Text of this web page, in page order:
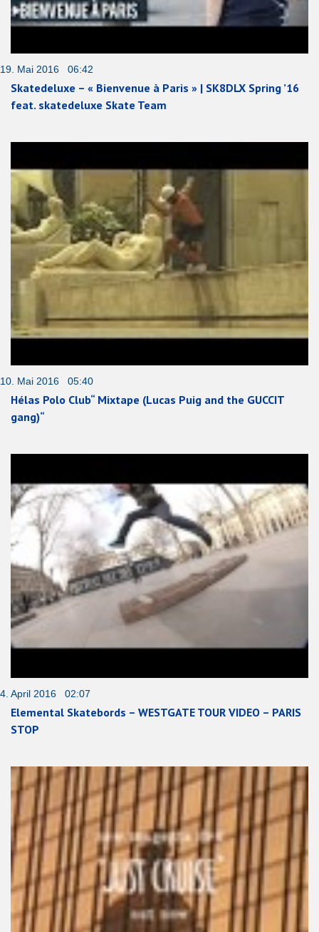
19. Mai 2016 06:42
Skatedeluxe – « Bienvenue à Paris » | SK8DLX Spring ’16
feat. skatedeluxe Skate Team
10. Mai 2016 05:40
Hélas Polo Club“ Mixtape (Lucas Puig and the GUCCIT
gang)“
4. April 2016 02:07
Elemental Skatebords – WESTGATE TOUR VIDEO – PARIS
STOP